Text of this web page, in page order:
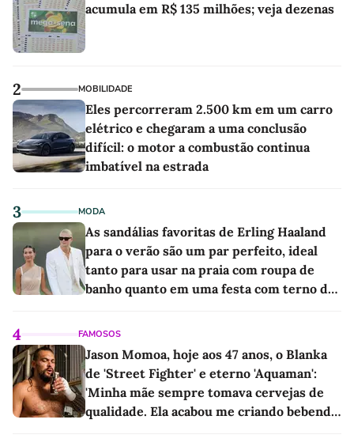
acumula em R$ 135 milhões; veja dezenas
2 MOBILIDADE
Eles percorreram 2.500 km em um carro
elétrico e chegaram a uma conclusão
difícil: o motor a combustão continua
imbatível na estrada
3 MODA
As sandálias favoritas de Erling Haaland
para o verão são um par perfeito, ideal
tanto para usar na praia com roupa de
banho quanto em uma festa com terno de
4 FAMOSOS
Jason Momoa, hoje aos 47 anos, o Blanka
de 'Street Fighter' e eterno 'Aquaman':
'Minha mãe sempre tomava cervejas de
qualidade. Ela acabou me criando bebendo